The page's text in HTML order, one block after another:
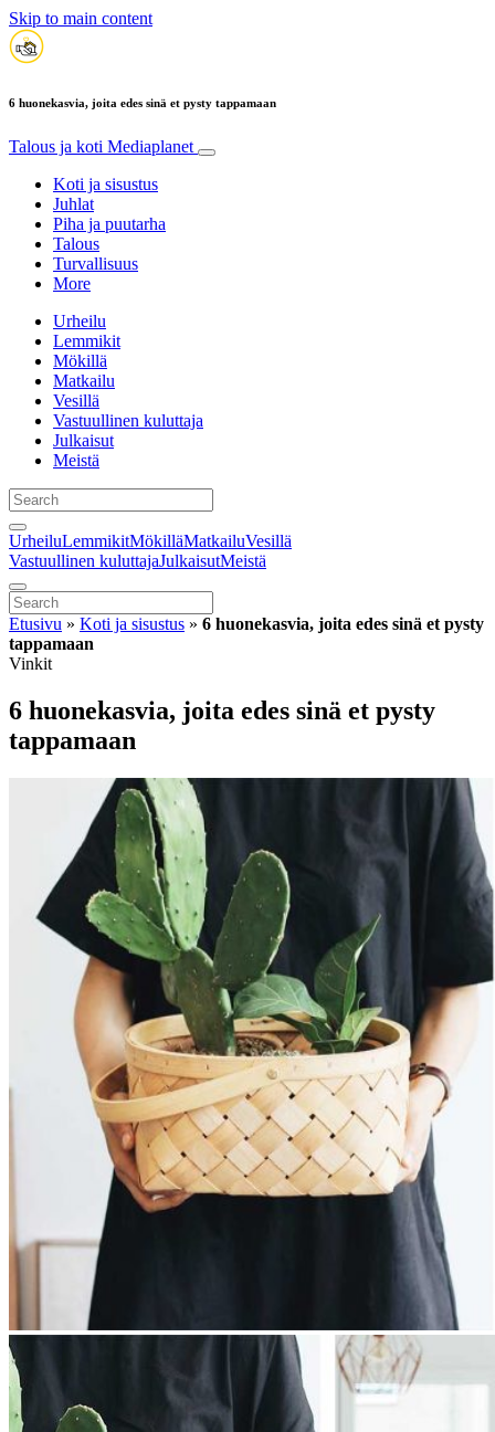
Skip to main content
6 huonekasvia, joita edes sinä et pysty tappamaan
Talous ja koti Mediaplanet
Koti ja sisustus
Juhlat
Piha ja puutarha
Talous
Turvallisuus
More
Urheilu
Lemmikit
Mökillä
Matkailu
Vesillä
Vastuullinen kuluttaja
Julkaisut
Meistä
UrheiluLemmikitMökilläMatkailuVesillä
Vastuullinen kuluttajaJulkaisutMeistä
Etusivu » Koti ja sisustus » 6 huonekasvia, joita edes sinä et pysty
tappamaan
Vinkit
6 huonekasvia, joita edes sinä et pysty
tappamaan